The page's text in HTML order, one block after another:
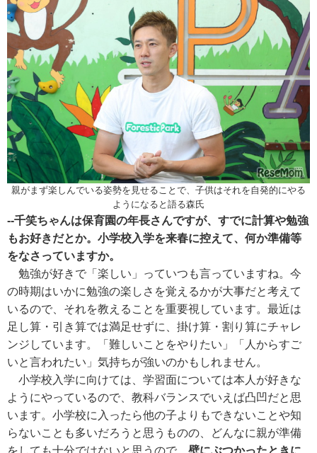
親がまず楽しんでいる姿勢を見せることで、子供はそれを自発的にやる
ようになると語る森氏
--千笑ちゃんは保育園の年長さんですが、すでに計算や勉強
もお好きだとか。小学校入学を来春に控えて、何か準備等
をなさっていますか。
勉強が好きで「楽しい」っていつも言っていますね。今
の時期はいかに勉強の楽しさを覚えるかが大事だと考えて
いるので、それを教えることを重要視しています。最近は
足し算・引き算では満足せずに、掛け算・割り算にチャレ
ンジしています。「難しいことをやりたい」「人からすご
いと言われたい」気持ちが強いのかもしれません。
小学校入学に向けては、学習面については本人が好きな
ようにやっているので、教科バランスでいえば凸凹だと思
います。小学校に入ったら他の子よりもできないことや知
らないことも多いだろうと思うものの、どんなに親が準備
をしても十分ではないと思うので、 壁にぶつかったときに